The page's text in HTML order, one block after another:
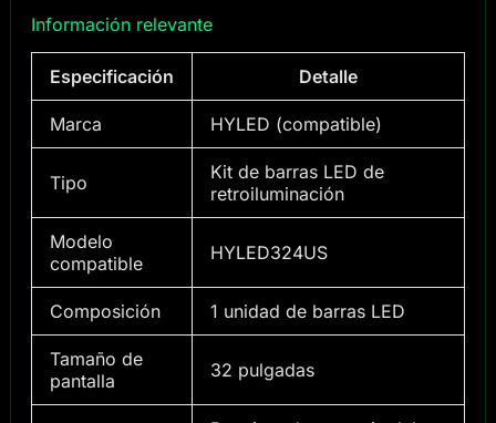
Información relevante
Especificación Detalle
Marca HYLED (compatible)
Tipo
Kit de barras LED de
retroiluminación
Modelo
compatible
HYLED324US
Composición 1 unidad de barras LED
Tamaño de
pantalla
32 pulgadas